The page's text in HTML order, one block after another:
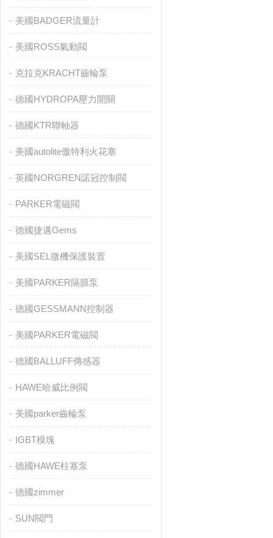
美國BADGER流量計
美國ROSS氣動閥
克拉克KRACHT齒輪泵
德國HYDROPA壓力開關
德國KTR聯軸器
美國autolite傲特利火花塞
英國NORGREN諾冠控制閥
PARKER電磁閥
德國捷邁Gems
美國SEL微機保護裝置
美國PARKER隔膜泵
德國GESSMANN控制器
美國PARKER電磁閥
德國BALLUFF傳感器
HAWE哈威比例閥
美國parker齒輪泵
IGBT模塊
德國HAWE柱塞泵
德國zimmer
SUN閥門